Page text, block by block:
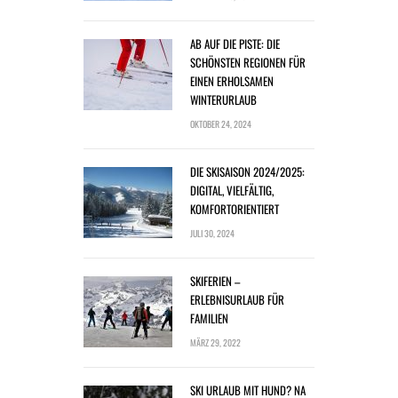
AB AUF DIE PISTE: DIE
SCHÖNSTEN REGIONEN FÜR
EINEN ERHOLSAMEN
WINTERURLAUB
OKTOBER 24, 2024
DIE SKISAISON 2024/2025:
DIGITAL, VIELFÄLTIG,
KOMFORTORIENTIERT
JULI 30, 2024
SKIFERIEN –
ERLEBNISURLAUB FÜR
FAMILIEN
MÄRZ 29, 2022
SKI URLAUB MIT HUND? NA